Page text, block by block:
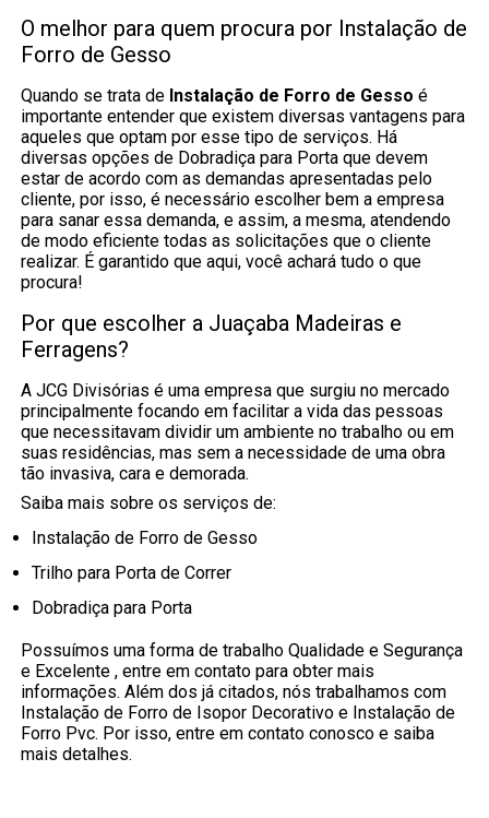
O melhor para quem procura por Instalação de
Forro de Gesso
Quando se trata de Instalação de Forro de Gesso é
importante entender que existem diversas vantagens para
aqueles que optam por esse tipo de serviços. Há
diversas opções de Dobradiça para Porta que devem
estar de acordo com as demandas apresentadas pelo
cliente, por isso, é necessário escolher bem a empresa
para sanar essa demanda, e assim, a mesma, atendendo
de modo eficiente todas as solicitações que o cliente
realizar. É garantido que aqui, você achará tudo o que
procura!
Por que escolher a Juaçaba Madeiras e
Ferragens?
A JCG Divisórias é uma empresa que surgiu no mercado
principalmente focando em facilitar a vida das pessoas
que necessitavam dividir um ambiente no trabalho ou em
suas residências, mas sem a necessidade de uma obra
tão invasiva, cara e demorada.
Saiba mais sobre os serviços de:
Instalação de Forro de Gesso
Trilho para Porta de Correr
Dobradiça para Porta
Possuímos uma forma de trabalho Qualidade e Segurança
e Excelente , entre em contato para obter mais
informações. Além dos já citados, nós trabalhamos com
Instalação de Forro de Isopor Decorativo e Instalação de
Forro Pvc. Por isso, entre em contato conosco e saiba
mais detalhes.